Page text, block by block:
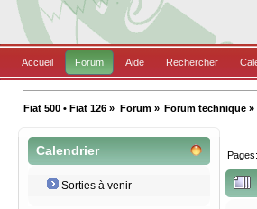
Accueil Forum Aide Rechercher
Fiat 500 • Fiat 126 » Forum» Forum technique»
Calendrier
Sorties à venir
Pages: